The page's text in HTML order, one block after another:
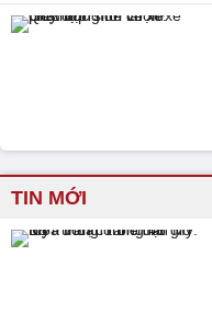
TIN MỚI